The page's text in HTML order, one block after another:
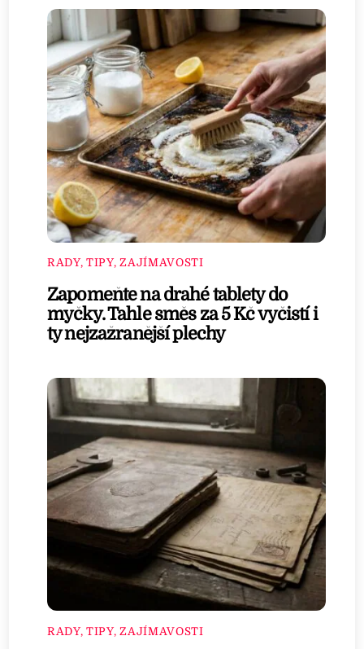
RADY, TIPY, ZAJÍMAVOSTI
Zapomeňte na drahé tablety do
myčky. Tahle směs za 5 Kč vyčistí i
ty nejzažranější plechy
RADY, TIPY, ZAJÍMAVOSTI